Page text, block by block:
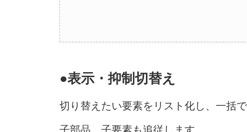
●表示・抑制切替え
切り替えたい要素をリスト化し、一括